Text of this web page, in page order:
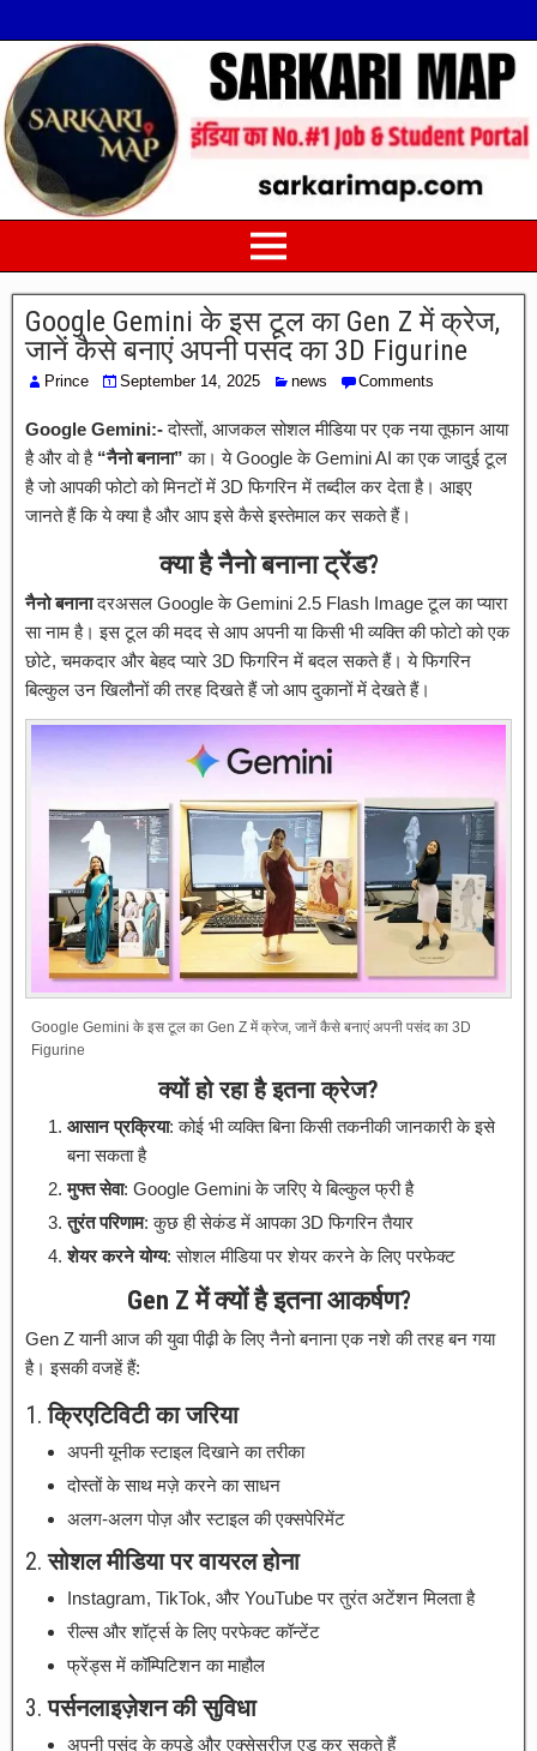
Google Gemini के इस टूल का Gen Z में क्रेज,
जानें कैसे बनाएं अपनी पसंद का 3D Figurine
Prince September 14, 2025 news Comments
Google Gemini:-दोस्तों, आजकल सोशल मीडिया पर एक नया तूफान आया
है और वो है “नैनो बनाना” का। ये Google के Gemini AI का एक जादुई टूल
है जो आपकी फोटो को मिनटों में 3D फिगरिन में तब्दील कर देता है। आइए
जानते हैं कि ये क्या है और आप इसे कैसे इस्तेमाल कर सकते हैं।
क्या है नैनो बनाना ट्रेंड?
नैनो बनानादरअसल Google के Gemini 2.5 Flash Image टूल का प्यारा
सा नाम है। इस टूल की मदद से आप अपनी या किसी भी व्यक्ति की फोटो को एक
छोटे, चमकदार और बेहद प्यारे 3D फिगरिन में बदल सकते हैं। ये फिगरिन
बिल्कुल उन खिलौनों की तरह दिखते हैं जो आप दुकानों में देखते हैं।
Google Gemini के इस टूल का Gen Z में क्रेज, जानें कैसे बनाएं अपनी पसंद का 3D
Figurine
क्यों हो रहा है इतना क्रेज?
आसान प्रक्रिया: कोई भी व्यक्ति बिना किसी तकनीकी जानकारी के इसे
बना सकता है
मुफ्त सेवा: Google Gemini के जरिए ये बिल्कुल फ्री है
तुरंत परिणाम: कुछ ही सेकंड में आपका 3D फिगरिन तैयार
शेयर करने योग्य: सोशल मीडिया पर शेयर करने के लिए परफेक्ट
Gen Z में क्यों है इतना आकर्षण?
Gen Z यानी आज की युवा पीढ़ी के लिए नैनो बनाना एक नशे की तरह बन गया
है। इसकी वजहें हैं:
1.क्रिएटिविटी का जरिया
अपनी यूनीक स्टाइल दिखाने का तरीका
दोस्तों के साथ मज़े करने का साधन
अलग-अलग पोज़ और स्टाइल की एक्सपेरिमेंट
2.सोशल मीडिया पर वायरल होना
Instagram, TikTok, और YouTube पर तुरंत अटेंशन मिलता है
रील्स और शॉर्ट्स के लिए परफेक्ट कॉन्टेंट
फ्रेंड्स में कॉम्पिटिशन का माहौल
3.पर्सनलाइज़ेशन की सुविधा
अपनी पसंद के कपड़े और एक्सेसरीज़ एड कर सकते हैं